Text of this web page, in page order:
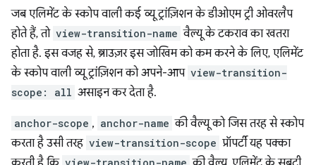
जब एलिमेंट के स्कोप वाली कई व्यू ट्रांज़िशन के डीओएम ट्री ओवरलैप
होते हैं, तो view-transition-name वैल्यू के टकराव का खतरा
होता है. इस वजह से, ब्राउज़र इस जोखिम को कम करने के लिए, एलिमेंट
के स्कोप वाली व्यू ट्रांज़िशन को अपने-आप view-transition-
scope: all असाइन कर देता है.
anchor-scope , anchor-name की वैल्यू को जिस तरह से स्कोप
करता है उसी तरह view-transition-scope प्रॉपर्टी यह पक्का